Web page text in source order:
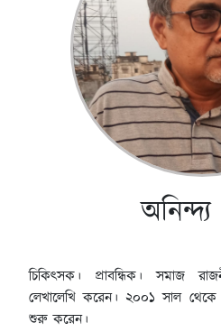
চিকিৎসক। প্রাবন্ধিক। সমাজ
লেখালেখি করেন। ২০০১ সাল থেকে
শুরু করেন।